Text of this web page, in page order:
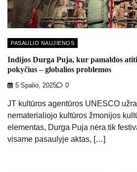
PASAULIO NAUJIENOS
Indijos Durga Puja, kur pamaldos
pokyčius – globalios problemos
5 Spalio, 2025 0
JT kultūros agentūros UNESCO
nematerialiojo kultūros žmonijos
elementas, Durga Puja nėra tik
visame pasaulyje aktas, […]